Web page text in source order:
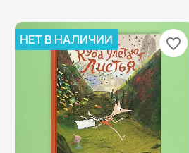
НЕТ В НАЛИЧИИ favorite_border